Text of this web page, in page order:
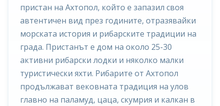
пристан на Ахтопол, който е запазил своя
автентичен вид през годините, отразявайки
морската история и рибарските традиции на
града. Пристанът е дом на около 25-30
активни рибарски лодки и няколко малки
туристически яхти. Рибарите от Ахтопол
продължават вековната традиция на улов
главно на паламуд, цаца, скумрия и калкан в